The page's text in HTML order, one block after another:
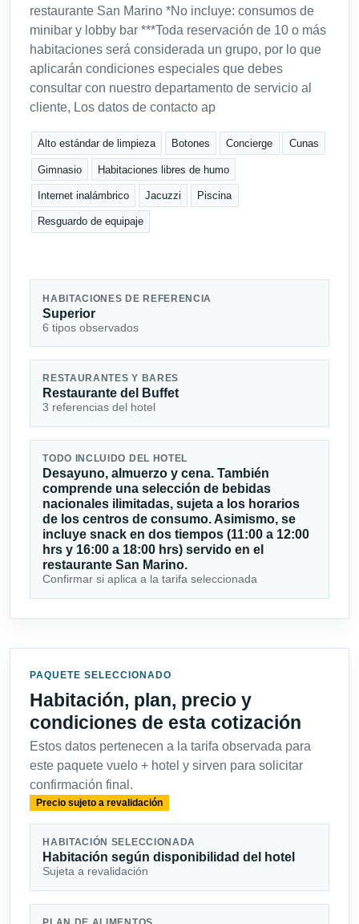
restaurante San Marino *No incluye: consumos de
minibar y lobby bar ***Toda reservación de 10 o más
habitaciones será considerada un grupo, por lo que
aplicarán condiciones especiales que debes
consultar con nuestro departamento de servicio al
cliente, Los datos de contacto ap
Alto estándar de limpieza Botones Concierge Cunas
Gimnasio Habitaciones libres de humo
Internet inalámbrico Jacuzzi Piscina
Resguardo de equipaje
HABITACIONES DE REFERENCIA
Superior
6 tipos observados
RESTAURANTES Y BARES
Restaurante del Buffet
3 referencias del hotel
TODO INCLUIDO DEL HOTEL
Desayuno, almuerzo y cena. También
comprende una selección de bebidas
nacionales ilimitadas, sujeta a los horarios
de los centros de consumo. Asimismo, se
incluye snack en dos tiempos (11:00 a 12:00
hrs y 16:00 a 18:00 hrs) servido en el
restaurante San Marino.
Confirmar si aplica a la tarifa seleccionada
PAQUETE SELECCIONADO
Habitación, plan, precio y
condiciones de esta cotización
Estos datos pertenecen a la tarifa observada para
este paquete vuelo + hotel y sirven para solicitar
confirmación final.
Precio sujeto a revalidación
HABITACIÓN SELECCIONADA
Habitación según disponibilidad del hotel
Sujeta a revalidación